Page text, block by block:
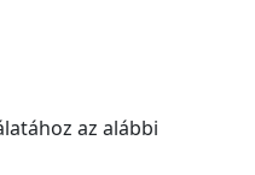
az alábbi